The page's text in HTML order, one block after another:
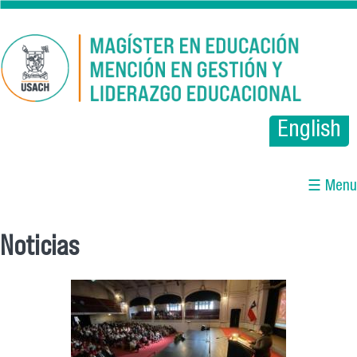
Pasar al contenido principal
English
☰ Menu
Noticias